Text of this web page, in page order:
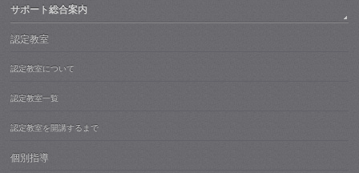
サポート総合案内
認定教室
認定教室について
認定教室一覧
認定教室を開講するまで
個別指導